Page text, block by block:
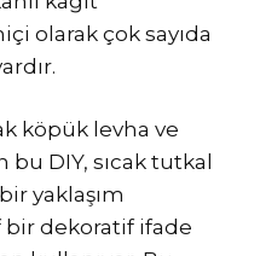
olarak çok sayıda
köpük levha ve
bu DIY, sıcak tutkal
yaklaşım
dekoratif ifade